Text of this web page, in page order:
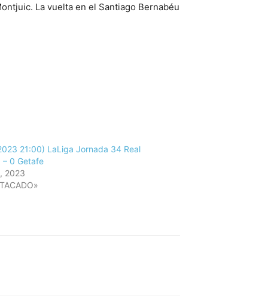
La vuelta en el Santiago Bernabéu
21:00) LaLiga Jornada 34 Real
– 0 Getafe
2023